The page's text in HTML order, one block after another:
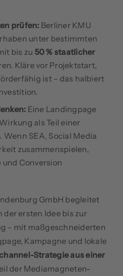
prüfen: Berliner KMU
unter bestimmten
bis zu 50 % staatlicher
Kläre vor Projektstart,
ist – das halbiert
Eine Landingpage
als Teil einer
SEA, Social Media
zusammenspielen,
Conversion
GmbH begleitet
der ersten Idee bis zur
– mit maßgeschneiderten
Kampagne und lokale
Strategie aus einer
der Mediamagneten-